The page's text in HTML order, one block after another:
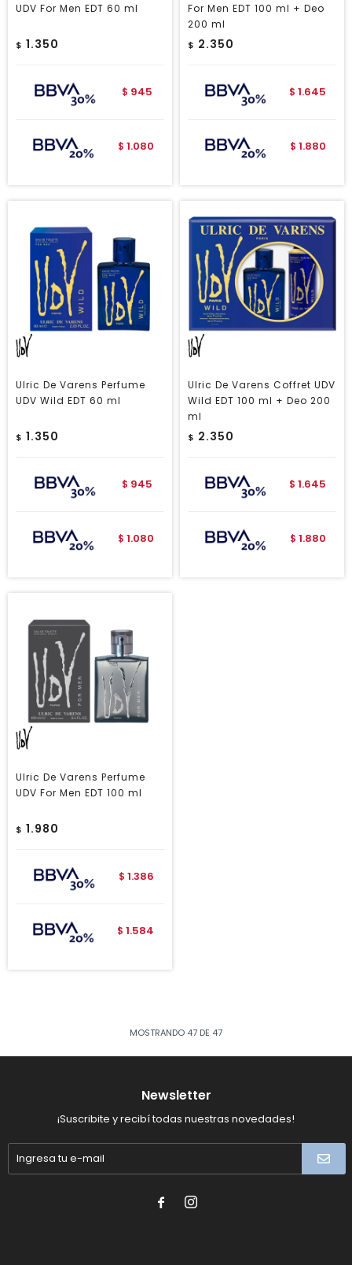
UDV For Men EDT 60 ml
$ 1.350
$ 945
$ 1.080
For Men EDT 100 ml + Deo
200 ml
$ 2.350
$ 1.645
$ 1.880
Ulric De Varens Perfume
UDV Wild EDT 60 ml
$ 1.350
$ 945
$ 1.080
Ulric De Varens Coffret UDV
Wild EDT 100 ml + Deo 200
ml
$ 2.350
$ 1.645
$ 1.880
Ulric De Varens Perfume
UDV For Men EDT 100 ml
$ 1.980
$ 1.386
$ 1.584
MOSTRANDO 47 DE 47
Newsletter
¡Suscribite y recibí todas nuestras novedades!
 